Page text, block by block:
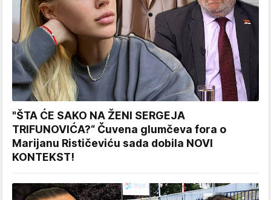
"ŠTA ĆE SAKO NA ŽENI SERGEJA
TRIFUNOVIĆA?“ Čuvena glumčeva fora o
Marijanu Rističeviću sada dobila NOVI
KONTEKST!